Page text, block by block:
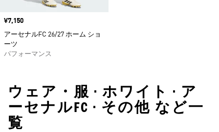
価格
¥7,150
アーセナルFC 26/27 ホーム ショ
ーツ
パフォーマンス
ウェア・服 • ホワイト • ア
ーセナルFC • その他 など一
覧